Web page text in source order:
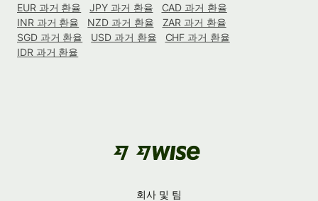
EUR 과거 환율
JPY 과거 환율
CAD 과거 환율
INR 과거 환율
NZD 과거 환율
ZAR 과거 환율
SGD 과거 환율
USD 과거 환율
CHF 과거 환율
IDR 과거 환율
회사 및 팀